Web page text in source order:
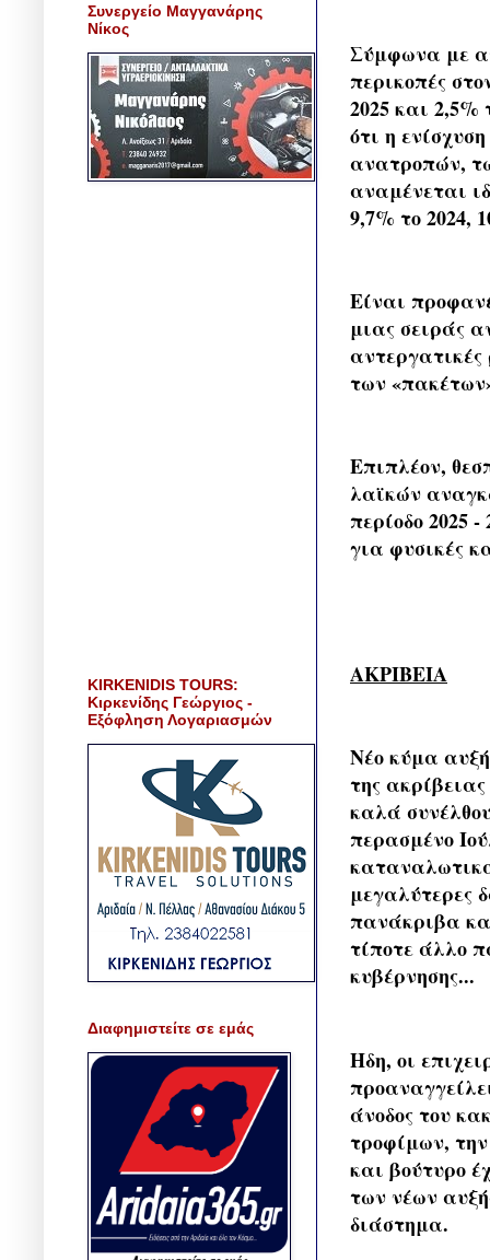
Σύμφωνα με
περικοπές
2025 και 2,5%
ότι η
ανατροπών,
αναμένεται
9,7% το 2024,
Είναι
μιας σειράς
των
Επιπλέον,
λαϊκών
περίοδο 2025
για φυσικές
ΑΚΡΙΒΕΙΑ
Νέο κύμα
της
καλά
περασμένο
μεγαλύτερες
πανάκριβα
τίποτε άλλο
κυβέρνησης...
Ηδη, οι
άνοδος του
τροφίμων,
και βούτυρο
των νέων
διάστημα.
Συνεργείο Μαγγανάρης
Νίκος
KIRKENIDIS TOURS:
Κιρκενίδης Γεώργιος -
Εξόφληση Λογαριασμών
Διαφημιστείτε σε εμάς